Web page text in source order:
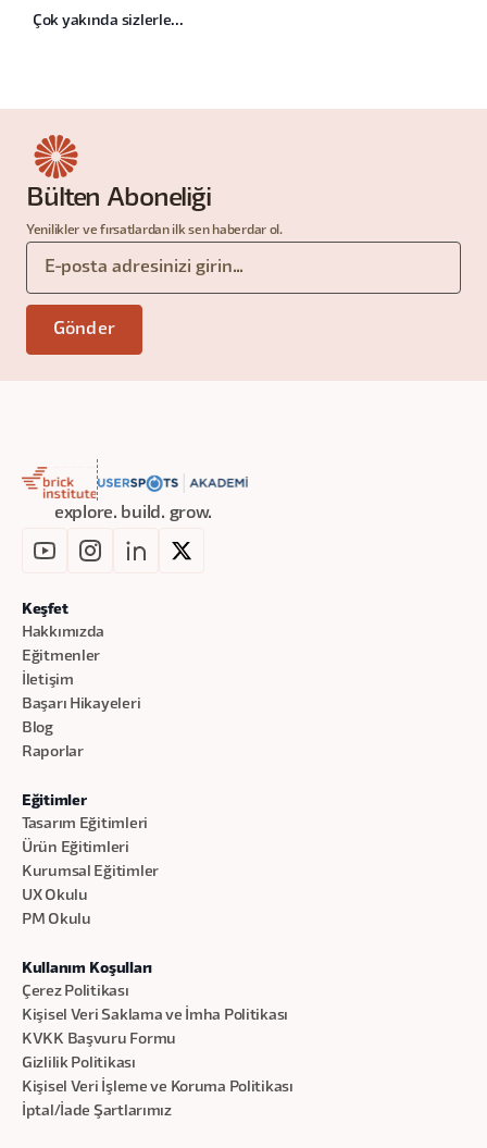
Çok yakında sizlerle...
Bülten Aboneliği
Yenilikler ve fırsatlardan ilk sen haberdar ol.
explore. build. grow.
Keşfet
Hakkımızda
Eğitmenler
İletişim
Başarı Hikayeleri
Blog
Raporlar
Eğitimler
Tasarım Eğitimleri
Ürün Eğitimleri
Kurumsal Eğitimler
UX Okulu
PM Okulu
Kullanım Koşulları
Çerez Politikası
Kişisel Veri Saklama ve İmha Politikası
KVKK Başvuru Formu
Gizlilik Politikası
Kişisel Veri İşleme ve Koruma Politikası
İptal/İade Şartlarımız